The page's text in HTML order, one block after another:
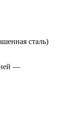
сталь)
—